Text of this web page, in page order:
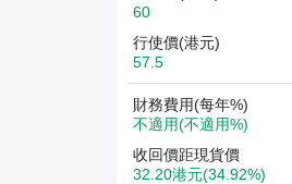
60
行使價(港元)
57.5
財務費用(每年%)
不適用(不適用%)
收回價距現貨價
32.20港元(34.92%)